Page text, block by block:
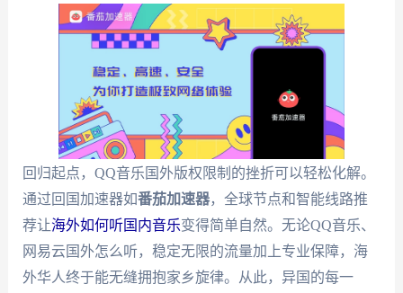
回归起点，QQ音乐国外版权限制的挫折可以轻松化解。
通过回国加速器如番茄加速器，全球节点和智能线路推
荐让海外如何听国内音乐变得简单自然。无论QQ音乐、
网易云国外怎么听，稳定无限的流量加上专业保障，海
外华人终于能无缝拥抱家乡旋律。从此，异国的每一